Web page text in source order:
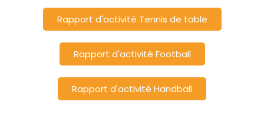
Rapport d'activité Tennis de table
Rapport d'activité Football
Rapport d'activité Handball